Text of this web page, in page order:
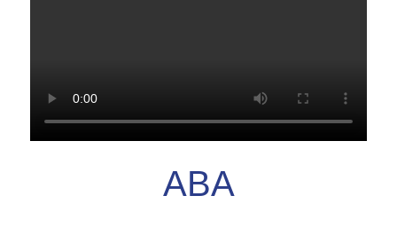
ABA